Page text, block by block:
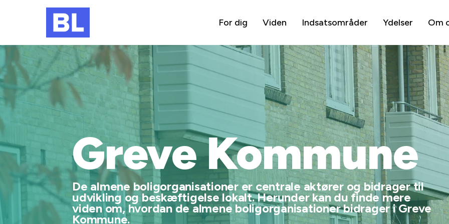
For dig Viden Indsatsområder Ydelser Om
Greve Kommune
De almene boligorganisationer er centrale aktører og bidrager til
udvikling og beskæftigelse lokalt. Herunder kan du finde mere
viden om, hvordan de almene boligorganisationer bidrager i Greve
Kommune.